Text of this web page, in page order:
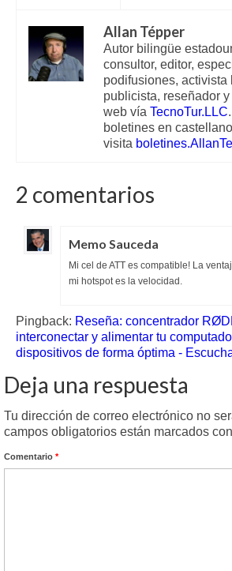
Allan Tépper
Autor bilingüe
consultor, editor,
podifusiones, activista
publicista, reseñador
web vía TecnoTur.LLC
boletines en
visita
2 comentarios
Memo Sauceda
Mi cel de ATT es compatible! La
mi hotspot es la velocidad.
Pingback: Reseña: concentrador
interconectar y alimentar tu
dispositivos de forma óptima -
Deja una respuesta
Tu dirección de correo electrónico no
campos obligatorios están marcados con
Comentario *